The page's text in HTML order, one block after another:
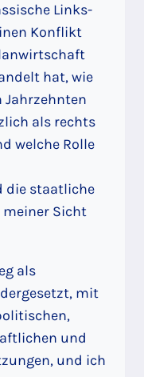
Links-
Konflikt
hat, wie
Jahrzehnten
als rechts
welche Rolle
die staatliche
meiner Sicht
als
mit
und
und ich